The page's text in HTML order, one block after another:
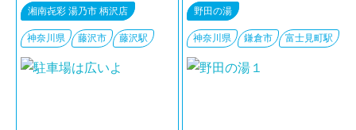
湘南㐂彩 湯乃市 柄沢店
神奈川県 藤沢市 藤沢駅
野田の湯
神奈川県 鎌倉市 富士見町駅